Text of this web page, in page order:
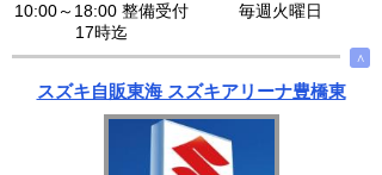
10:00～18:00 整備受付
17時迄
毎週火曜日
∧
スズキ自販東海 スズキアリーナ豊橋東